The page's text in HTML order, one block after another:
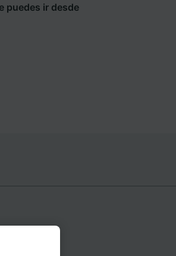
puedes ir desde